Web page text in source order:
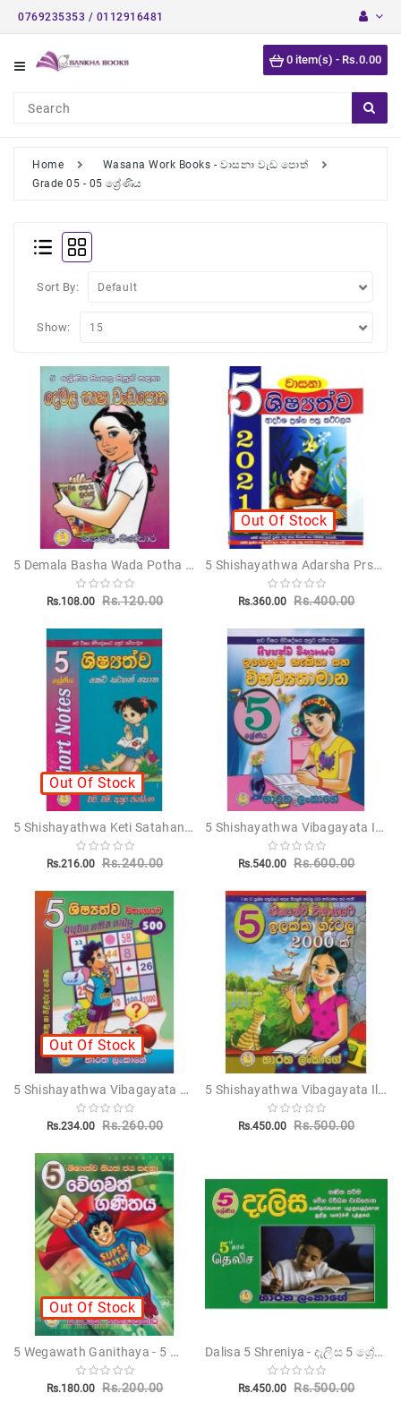
0769235353 / 0112916481
0 item(s) - Rs.0.00
Category
Stories
Buddhist
Detective
Novels
Books
Novels
Positive
Thinking
Recipes
Books
Sankha
Publishers
Educational
Pesuru
Publications
Translations
Children's
Miscellanious
Other
Publishers
Home
Wasana Work Books - වාසනා වැඩ පොත්
Grade 05 - 05 ශ්‍රේණිය
Sort By:
Show:
5 Demala Basha Wada Potha - 5 දෙමළ භාෂා වැඩපොත
Rs.108.00 Rs.120.00
Out Of Stock
5 Shishayathwa Adarsha Prshna Pathra Kattalaya - 5 ශිෂ්‍යත්ව ආදර්ශ ප්‍රශ්න පත්‍ර කට්ටලය
Rs.360.00 Rs.400.00
Out Of Stock
5 Shishayathwa Keti Satahan Potha - 5 ශිෂ්‍යත්ව කෙටි සටහන් පොත
Rs.216.00 Rs.240.00
5 Shishayathwa Vibagayata Iganum Hakiya Saha Vibawayathamana - 5 ශිෂ්‍යත්ව විභාගයට ඉගනුම් හැකියා සහ විභ්‍යතාමාන
Rs.540.00 Rs.600.00
Out Of Stock
5 Shishayathwa Vibagayata Adarsha Ganitha Gatalu 500 - 5 ශිෂ්‍යත්ව විභාගයට ආදර්ශ ගණිත ගැටලු 500
Rs.234.00 Rs.260.00
5 Shishayathwa Vibagayata Ilakka Gatalu 2000 - 5 ශිෂ්‍යත්ව විභාගයට ඉලක්ක ගැටලු 2000
Rs.450.00 Rs.500.00
Out Of Stock
5 Wegawath Ganithaya - 5 වේගවත් ගණිතය
Rs.180.00 Rs.200.00
Dalisa 5 Shreniya - දැලිස 5 ශ්‍රේණිය
Rs.450.00 Rs.500.00